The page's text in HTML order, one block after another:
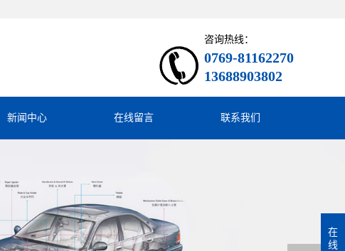
咨询热线：
0769-81162270
13688903802
新闻中心 在线留言 联系我们
在
线